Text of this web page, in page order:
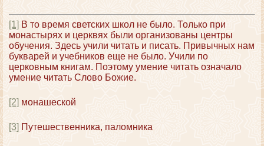
[1] В то время светских школ не было. Только при
монастырях и церквях были организованы центры
обучения. Здесь учили читать и писать. Привычных нам
букварей и учебников еще не было. Учили по
церковным книгам. Поэтому умение читать означало
умение читать Слово Божие.
[2] монашеской
[3] Путешественника, паломника